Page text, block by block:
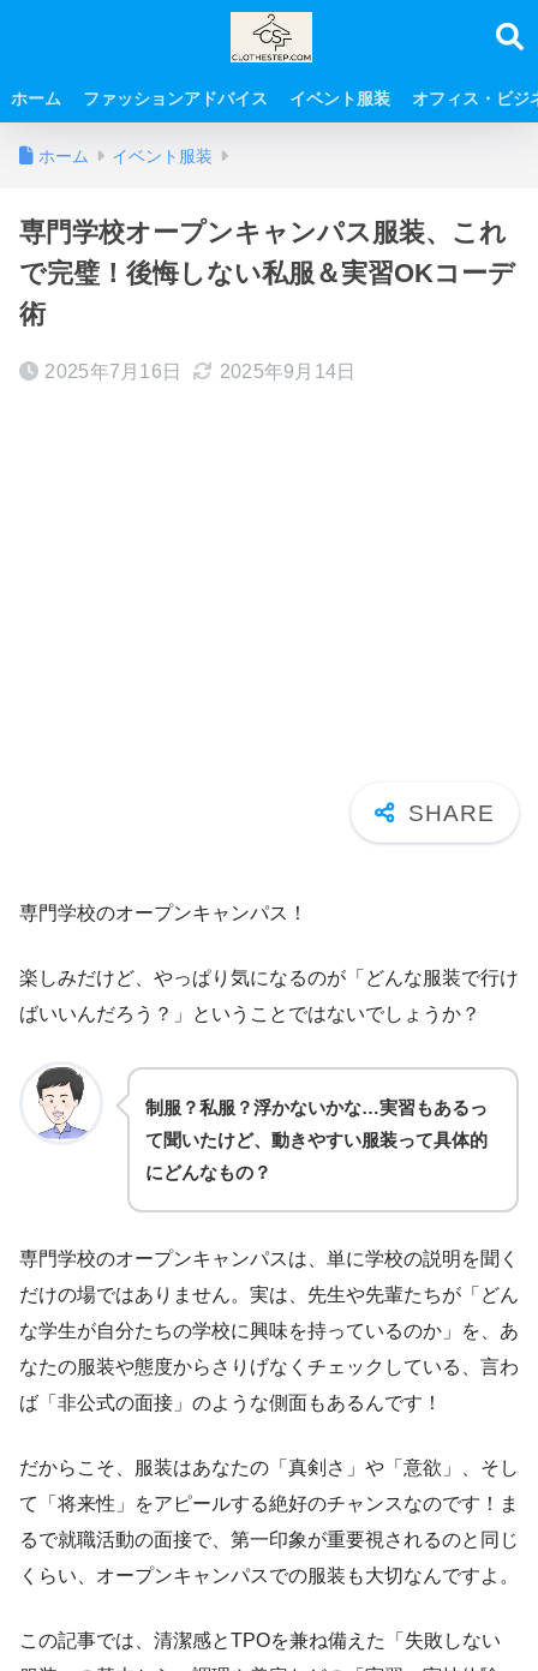
ホーム ファッションアドバイス イベント服装 オフィス・ビジ
ホーム イベント服装
専門学校オープンキャンパス服装、これ
で完璧！後悔しない私服＆実習OKコーデ
術
2025年7月16日 2025年9月14日
専門学校のオープンキャンパス！
楽しみだけど、やっぱり気になるのが「どんな服装で行け
ばいいんだろう？」ということではないでしょうか？
制服？私服？浮かないかな…実習もあるっ
て聞いたけど、動きやすい服装って具体的
にどんなもの？
専門学校のオープンキャンパスは、単に学校の説明を聞く
だけの場ではありません。実は、先生や先輩たちが「どん
な学生が自分たちの学校に興味を持っているのか」を、あ
なたの服装や態度からさりげなくチェックしている、言わ
ば「非公式の面接」のような側面もあるんです！
だからこそ、服装はあなたの「真剣さ」や「意欲」、そし
て「将来性」をアピールする絶好のチャンスなのです！ま
るで就職活動の面接で、第一印象が重要視されるのと同じ
くらい、オープンキャンパスでの服装も大切なんですよ。
この記事では、清潔感とTPOを兼ね備えた「失敗しない